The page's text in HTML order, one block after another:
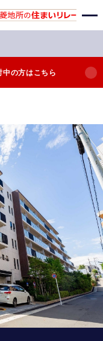
中の方はこちら